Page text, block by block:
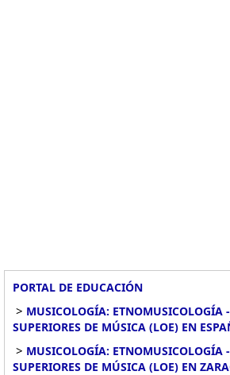
PORTAL DE EDUCACIÓN
> MUSICOLOGÍA: ETNOMUSICOLOGÍA
SUPERIORES DE MÚSICA (LOE) EN
> MUSICOLOGÍA: ETNOMUSICOLOGÍA
SUPERIORES DE MÚSICA (LOE) EN